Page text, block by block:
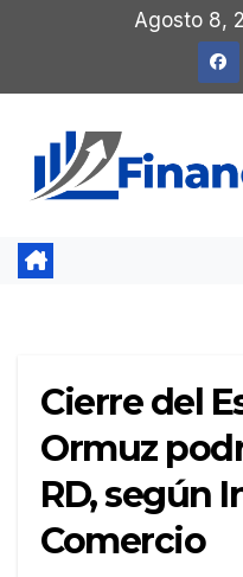
contenido
Agosto 8,
Cierre del
Ormuz
RD, según
Comercio